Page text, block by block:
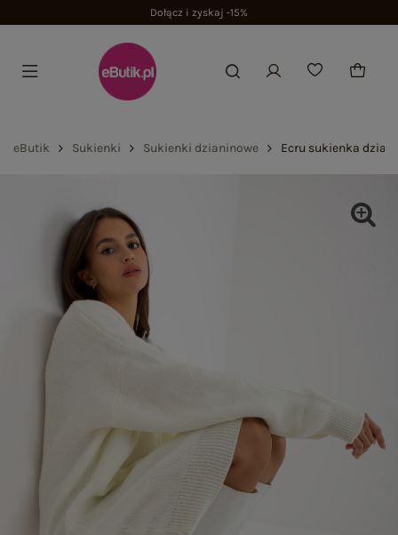
Dołącz i zyskaj -15%
eButik Sukienki Sukienki dzianinowe Ecru sukienka